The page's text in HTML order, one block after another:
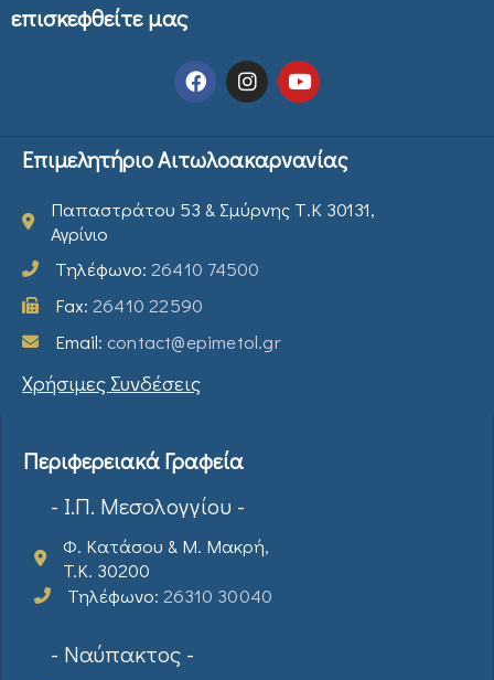
επισκεφθείτε μας
Επιμελητήριο Αιτωλοακαρνανίας
Παπαστράτου 53 & Σμύρνης Τ.Κ 30131,
Αγρίνιο
Τηλέφωνο: 26410 74500
Fax: 26410 22590
Email: contact@epimetol.gr
Χρήσιμες Συνδέσεις
Περιφερειακά Γραφεία
- Ι.Π. Μεσολογγίου -
Φ. Κατάσου & Μ. Μακρή,
T.K. 30200
Τηλέφωνο: 26310 30040
- Ναύπακτος -